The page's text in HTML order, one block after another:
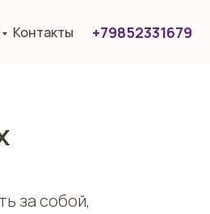
Контакты +79852331679
за собой,